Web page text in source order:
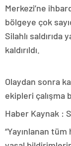
Merkezi’ne
bölgeye çok
Silahlı
kaldırıldı.
Olaydan sonra
ekipleri çalışma
Haber Kaynak :
“Yayınlanan